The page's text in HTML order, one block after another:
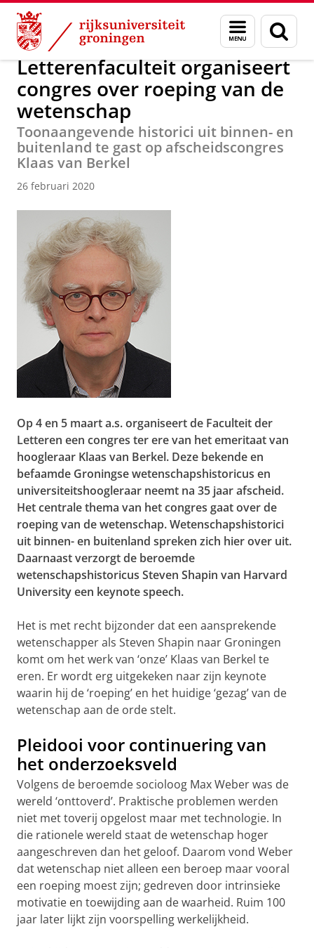
Skip
Content
Skip
Navigation
Menu
en
zoeken
Over ons Actueel Nieuws Nieuwsberichten
Letterenfaculteit organiseert
congres over roeping van de
wetenschap
Toonaangevende historici uit binnen- en
buitenland te gast op afscheidscongres
Klaas van Berkel
26 februari 2020
Op 4 en 5 maart a.s. organiseert de Faculteit der
Letteren een congres ter ere van het emeritaat van
hoogleraar Klaas van Berkel. Deze bekende en
befaamde Groningse wetenschapshistoricus en
universiteitshoogleraar neemt na 35 jaar afscheid.
Het centrale thema van het congres gaat over de
roeping van de wetenschap. Wetenschapshistorici
uit binnen- en buitenland spreken zich hier over uit.
Daarnaast verzorgt de beroemde
wetenschapshistoricus Steven Shapin van Harvard
University een keynote speech.
Het is met recht bijzonder dat een aansprekende
wetenschapper als Steven Shapin naar Groningen
komt om het werk van ‘onze’ Klaas van Berkel te
eren. Er wordt erg uitgekeken naar zijn keynote
waarin hij de ‘roeping’ en het huidige ‘gezag’ van de
wetenschap aan de orde stelt.
Pleidooi voor continuering van
het onderzoeksveld
Volgens de beroemde socioloog Max Weber was de
wereld ‘onttoverd’. Praktische problemen werden
niet met toverij opgelost maar met technologie. In
die rationele wereld staat de wetenschap hoger
aangeschreven dan het geloof. Daarom vond Weber
dat wetenschap niet alleen een beroep maar vooral
een roeping moest zijn; gedreven door intrinsieke
motivatie en toewijding aan de waarheid. Ruim 100
jaar later lijkt zijn voorspelling werkelijkheid.